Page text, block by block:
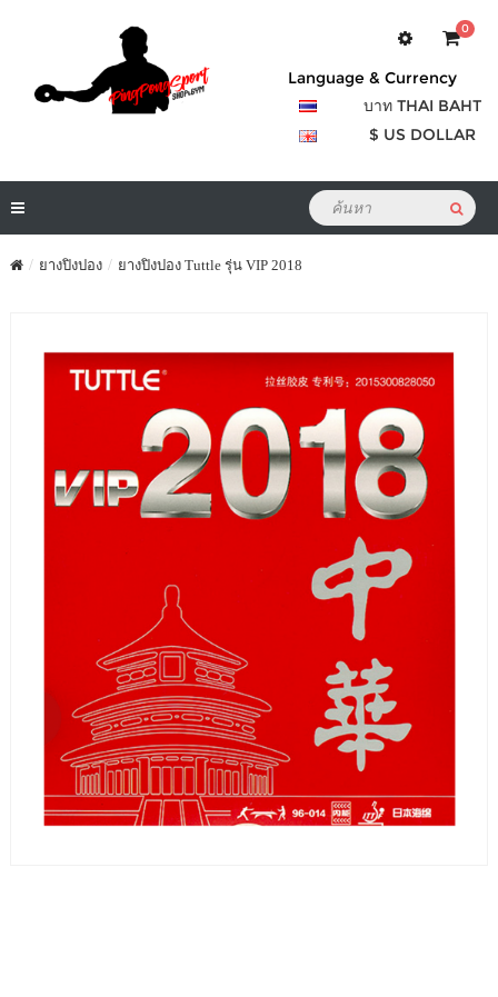
0
Language & Currency
บาท THAI BAHT
$ US DOLLAR
ยางปิงปอง ยางปิงปอง Tuttle รุ่น VIP 2018